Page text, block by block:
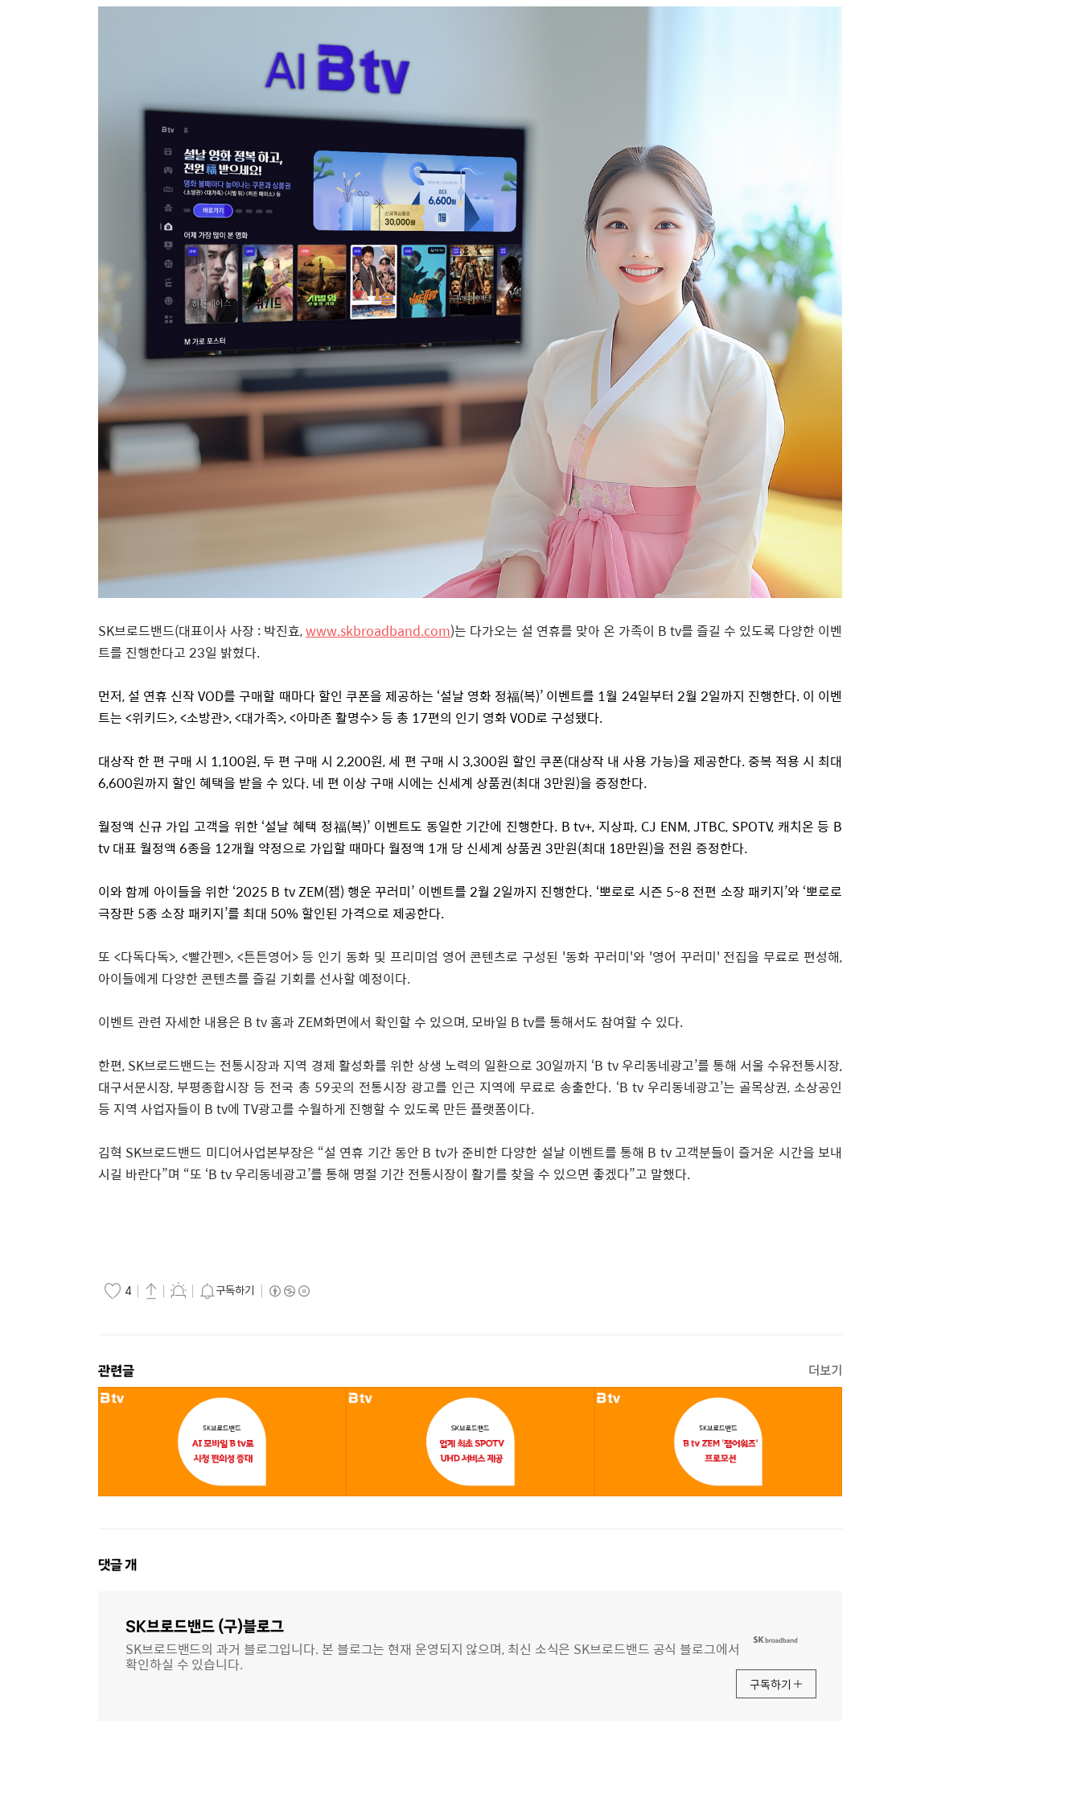
SK브로드밴드(대표이사 사장 : 박진효,www.skbroadband.com)는 다가오는 설 연휴를 맞아 온 가족이 B tv를 즐길 수 있도록 다양한 이벤
트를 진행한다고 23일 밝혔다.
먼저, 설 연휴 신작VOD를 구매할 때마다 할인 쿠폰을 제공하는 ‘설날 영화 정福(복)’ 이벤트를 1월 24일부터 2월 2일까지 진행한다. 이 이벤
트는 <위키드>, <소방관>, <대가족>, <아마존 활명수> 등 총 17편의 인기 영화VOD로 구성됐다.
대상작 한 편 구매 시 1,100원,두 편 구매 시2,200원, 세 편 구매 시 3,300원 할인 쿠폰(대상작 내 사용 가능)을 제공한다.중복 적용 시 최대
6,600원까지 할인 혜택을 받을 수 있다. 네 편 이상 구매 시에는 신세계 상품권(최대 3만원)을 증정한다.
월정액 신규 가입 고객을 위한 ‘설날 혜택 정福(복)’ 이벤트도 동일한 기간에 진행한다. B tv+, 지상파, CJ ENM, JTBC, SPOTV, 캐치온 등 B
tv 대표 월정액 6종을 12개월 약정으로 가입할 때마다 월정액 1개 당 신세계 상품권 3만원(최대 18만원)을 전원 증정한다.
이와 함께 아이들을 위한 ‘2025 B tv ZEM(잼) 행운 꾸러미’ 이벤트를 2월 2일까지 진행한다. ‘뽀로로 시즌 5~8 전편 소장 패키지’와 ‘뽀로로
극장판 5종 소장 패키지’를 최대 50% 할인된 가격으로 제공한다.
또 <다독다독>, <빨간펜>, <튼튼영어>등 인기 동화 및 프리미엄 영어 콘텐츠로 구성된 '동화 꾸러미'와'영어 꾸러미' 전집을 무료로 편성해,
아이들에게 다양한 콘텐츠를 즐길 기회를 선사할 예정이다.
이벤트 관련 자세한 내용은 B tv홈과ZEM화면에서 확인할 수 있으며,모바일 B tv를 통해서도 참여할 수 있다.
한편, SK브로드밴드는 전통시장과 지역 경제 활성화를 위한 상생 노력의 일환으로 30일까지 ‘B tv우리동네광고’를 통해 서울 수유전통시장,
대구서문시장,부평종합시장 등 전국 총 59곳의 전통시장 광고를 인근 지역에 무료로 송출한다. ‘B tv 우리동네광고’는 골목상권, 소상공인
등 지역 사업자들이 B tv에 TV광고를 수월하게 진행할 수 있도록 만든 플랫폼이다.
김혁 SK브로드밴드 미디어사업본부장은 “설 연휴 기간 동안 B tv가 준비한 다양한 설날 이벤트를 통해 B tv고객분들이 즐거운 시간을 보내
시길 바란다”며 “또 ‘B tv우리동네광고’를 통해 명절 기간 전통시장이 활기를 찾을 수 있으면 좋겠다”고 말했다.
4 구독하기
관련글 더보기
댓
댓글개
SK브로드밴드 (구)블로그
SK브로드밴드의 과거 블로그입니다. 본 블로그는 현재 운영되지 않으며, 최신 소식은 SK브로드밴드 공식 블로그에서
확인하실 수 있습니다.
구독하기